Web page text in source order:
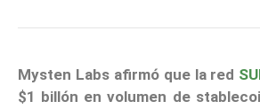
Mysten Labs afirmó que la red
$1 billón en volumen de